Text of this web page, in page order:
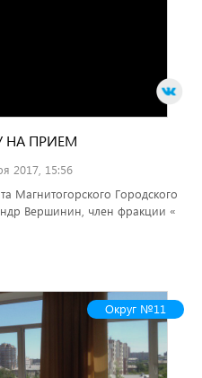
НА ПРИЕМ
2017, 15:56
Магнитогорского Городского
Вершинин, член фракции «
Округ №11